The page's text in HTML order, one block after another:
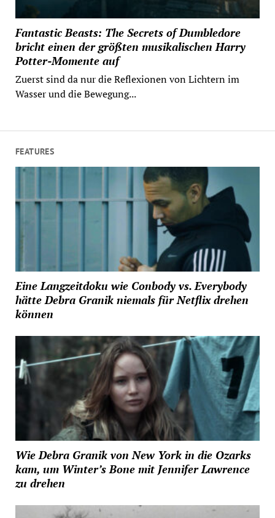
Fantastic Beasts: The Secrets of Dumbledore
bricht einen der größten musikalischen Harry
Potter-Momente auf
Zuerst sind da nur die Reflexionen von Lichtern im
Wasser und die Bewegung...
FEATURES
Eine Langzeitdoku wie Conbody vs. Everybody
hätte Debra Granik niemals für Netflix drehen
können
Wie Debra Granik von New York in die Ozarks
kam, um Winter’s Bone mit Jennifer Lawrence
zu drehen